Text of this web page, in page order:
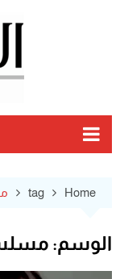
Home
tag
الوسم: